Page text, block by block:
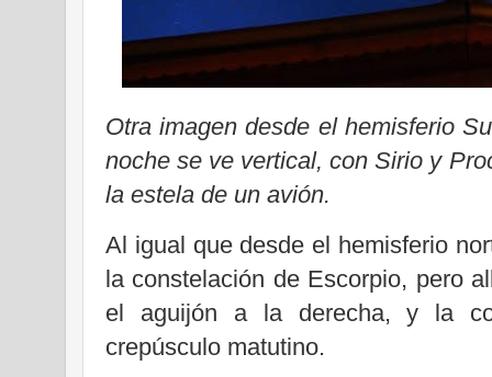
Otra imagen desde el hemisferio
noche se ve vertical, con Sirio y
la estela de un avión.
Al igual que desde el hemisferio
la constelación de Escorpio, pero
el aguijón a la derecha, y la
crepúsculo matutino.